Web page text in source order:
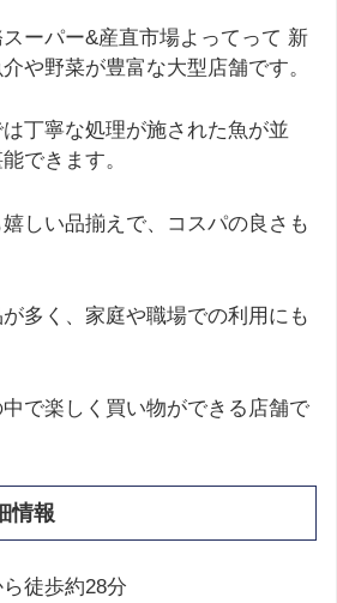
ーパー&産直市場よってって 新
や野菜が豊富な大型店舗です。
丁寧な処理が施された魚が並
できます。
しい品揃えで、コスパの良さも
多く、家庭や職場での利用にも
で楽しく買い物ができる店舗で
情報
徒歩約28分